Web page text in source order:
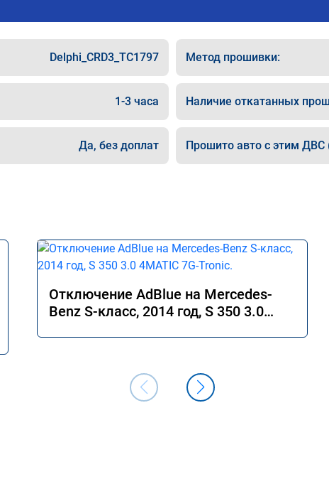
Delphi_CRD3_TC1797 Метод прошивки:
1-3 часа Наличие откатанных
Да, без доплат Прошито авто с этим ДВС
Отключение AdBlue на Mercedes-
Benz S-класс, 2014 год, S 350 3.0